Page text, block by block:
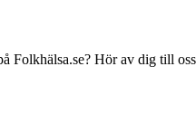
Folkhälsa.se? Hör av dig till